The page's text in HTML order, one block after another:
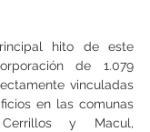
hito de este
de 1.079
vinculadas
en las comunas
y Macul,